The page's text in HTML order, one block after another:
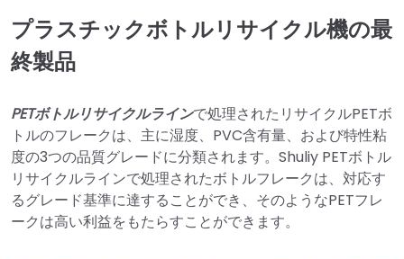
プラスチックボトルリサイクル機の最
終製品
PETボトルリサイクルラインで処理されたリサイクルPETボ
トルのフレークは、主に湿度、PVC含有量、および特性粘
度の3つの品質グレードに分類されます。Shuliy PETボトル
リサイクルラインで処理されたボトルフレークは、対応す
るグレード基準に達することができ、そのようなPETフレ
ークは高い利益をもたらすことができます。